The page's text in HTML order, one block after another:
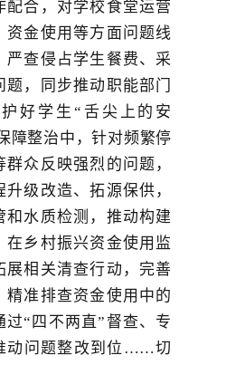
配合，对学校食堂运营
资金使用等方面问题线
严查侵占学生餐费、采
题，同步推动职能部门
好学生“舌尖上的安
障整治中，针对频繁停
众反映强烈的问题，
级改造、拓源保供，
和水质检测，推动构建
在乡村振兴资金使用监
展相关清查行动，完善
精准排查资金使用中的
“四不两直”督查、专
动问题整改到位……切